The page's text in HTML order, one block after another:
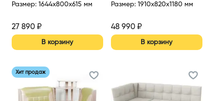
Размер: 1644x800x615 мм
27 890 ₽
В корзину
Размер: 1910x820x1180 мм
48 990₽
В корзину
Хит продаж